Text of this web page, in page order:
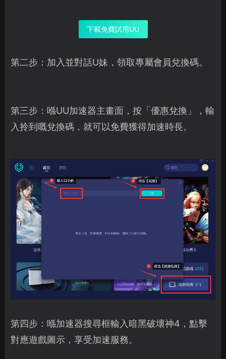
下載免費試用UU
第二步：加入並對話U妹，領取專屬會員兌換碼。
第三步：喺UU加速器主畫面，按「優惠兌換」，輸
入拎到嘅兌換碼，就可以免費獲得加速時長。
第四步：喺加速器搜尋框輸入暗黑破壞神4，點擊
對應遊戲圖示，享受加速服務。